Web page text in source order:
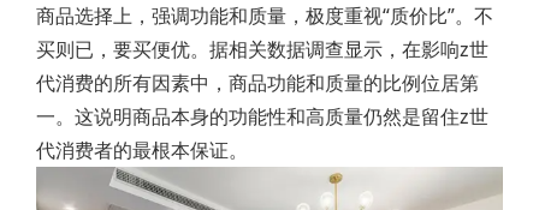
商品选择上，强调功能和质量，极度重视“质价比”。不
买则已，要买便优。据相关数据调查显示，在影响z世
代消费的所有因素中，商品功能和质量的比例位居第
一。这说明商品本身的功能性和高质量仍然是留住z世
代消费者的最根本保证。